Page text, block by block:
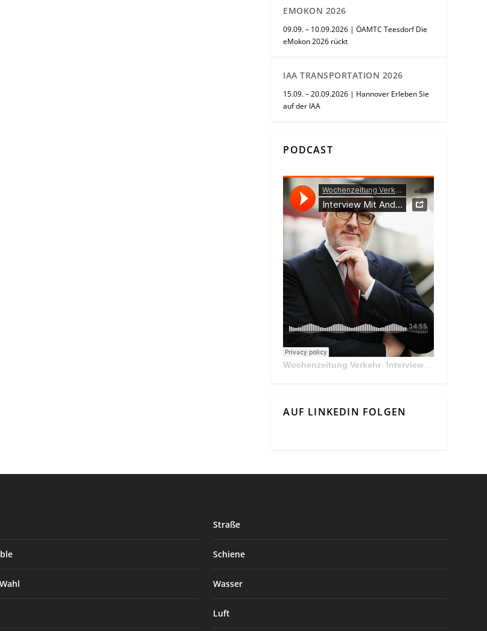
EMOKON 2026
09.09. – 10.09.2026 | ÖAMTC Teesdorf Die
eMokon 2026 rückt
IAA TRANSPORTATION 2026
15.09. – 20.09.2026 | Hannover Erleben Sie
auf der IAA
PODCAST
Wochenzeitung Verkehr · Interview Mit Andreas Matthä, CEO der ÖBB Holding
AUF LINKEDIN FOLGEN
Straße
Schiene
Wasser
Luft